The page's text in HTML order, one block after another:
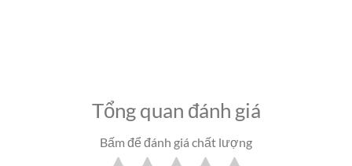
Tổng quan đánh giá
Bấm để đánh giá chất lượng